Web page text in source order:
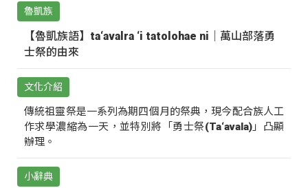
魯凱族
【魯凱族語】ta‘avalra ‘i tatolohae ni｜萬山部落勇
士祭的由來
文化介紹
傳統祖靈祭是一系列為期四個月的祭典，現今配合族人工
作求學濃縮為一天，並特別將「勇士祭(Ta‘avala)」凸顯
辦理。
小辭典